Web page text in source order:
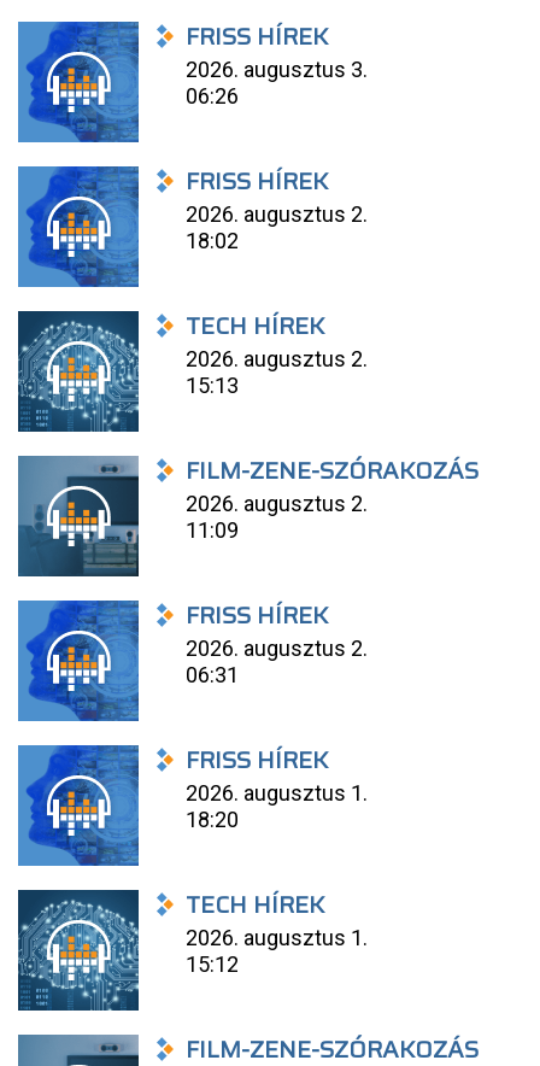
FRISS HÍREK
2026. augusztus 3.
06:26
FRISS HÍREK
2026. augusztus 2.
18:02
TECH HÍREK
2026. augusztus 2.
15:13
FILM-ZENE-SZÓRAKOZÁS
2026. augusztus 2.
11:09
FRISS HÍREK
2026. augusztus 2.
06:31
FRISS HÍREK
2026. augusztus 1.
18:20
TECH HÍREK
2026. augusztus 1.
15:12
FILM-ZENE-SZÓRAKOZÁS